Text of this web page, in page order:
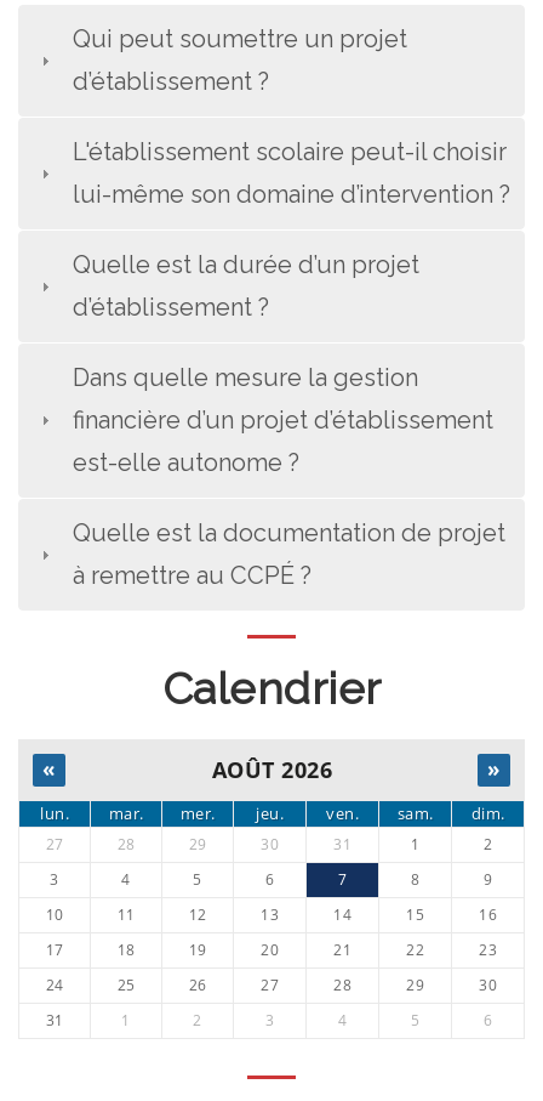
Qui peut soumettre un projet
d’établissement ?
L'établissement scolaire peut-il choisir
lui-même son domaine d’intervention ?
Quelle est la durée d’un projet
d’établissement ?
Dans quelle mesure la gestion
financière d’un projet d’établissement
est-elle autonome ?
Quelle est la documentation de projet
à remettre au CCPÉ ?
Calendrier
« AOÛT 2026 »
lun. mar. mer. jeu. ven. sam. dim.
27 28 29 30 31 1
2
3
4 5 6 7 8
9
10
11 12 13 14 15
16
17
18 19 20 21 22
23
24
25 26 27 28 29
30
31
1 2 3 4 5 6